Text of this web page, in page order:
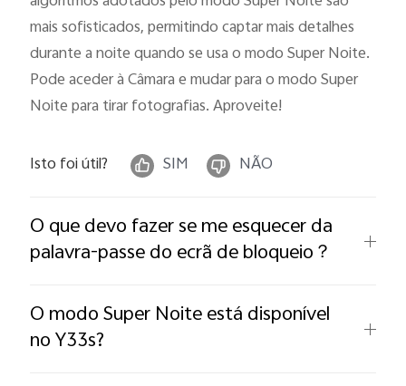
mais sofisticados, permitindo captar mais detalhes
durante a noite quando se usa o modo Super Noite.
Pode aceder à Câmara e mudar para o modo Super
Noite para tirar fotografias. Aproveite!
Isto foi útil? SIM NÃO
O que devo fazer se me esquecer da
palavra-passe do ecrã de bloqueio？
O modo Super Noite está disponível
no Y33s?